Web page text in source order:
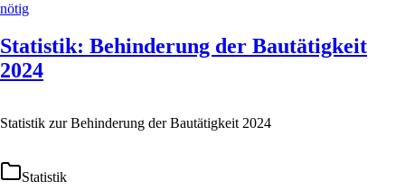
Statistik: Behinderung der Bautätigkeit
2024
Statistik zur Behinderung der Bautätigkeit 2024
Statistik